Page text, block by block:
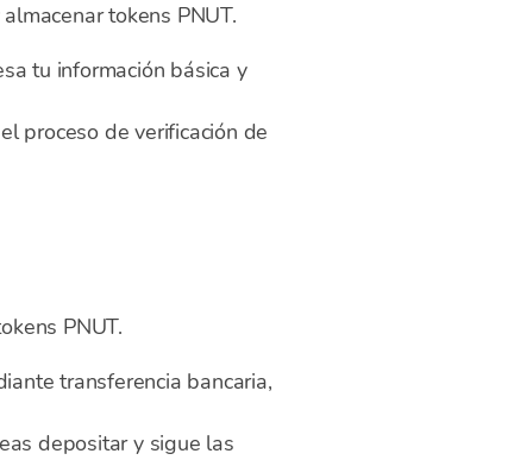
tokens PNUT.
tu información básica y
proceso de verificación de
PNUT.
transferencia bancaria,
depositar y sigue las